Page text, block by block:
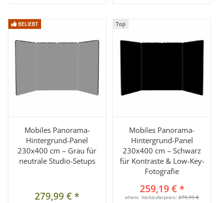
BELIEBT
BELIEBT
Mobiles Panorama-
Hintergrund-Panel
230x400 cm – Grau für
neutrale Studio-Setups
279,99 €*
Top
Top
Mobiles Panorama-
Hintergrund-Panel
230x400 cm – Schwarz
für Kontraste & Low-Key-
Fotografie
259,19 €*
ehem. Verkäuferpreis:279,99 €